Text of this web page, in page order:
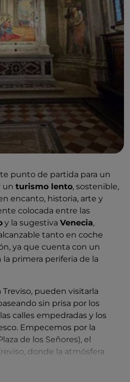
punto de partida para un
un turismo lento, sostenible,
encanto, historia, arte y
colocada entre las
y la sugestiva Venecia,
tanto en coche
ya que cuenta con un
primera periferia de la
pueden visitarla
sin prisa por los
calles empedradas y los
Empecemos por la
de los Señores), el
donde la atmósfera
es un escenario de